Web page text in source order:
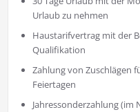
Urlaub zu nehmen
Haustarifvertrag mit der
Qualifikation
Zahlung von Zuschlägen
Feiertagen
Jahressonderzahlung (im